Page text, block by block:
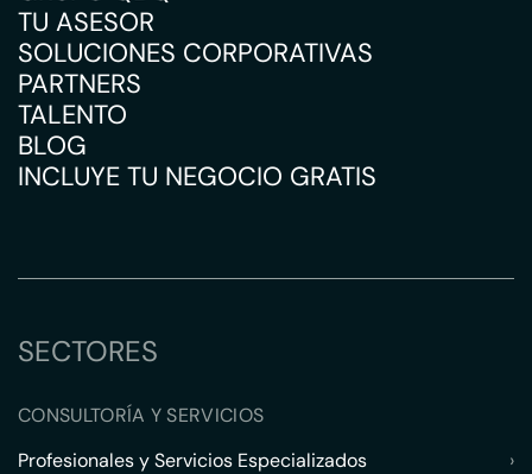
TU ASESOR
SOLUCIONES CORPORATIVAS
PARTNERS
TALENTO
BLOG
INCLUYE TU NEGOCIO GRATIS
SECTORES
CONSULTORÍA Y SERVICIOS
Profesionales y Servicios Especializados
›